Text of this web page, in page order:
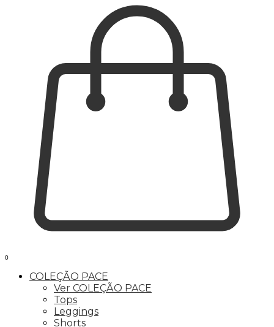
0
COLEÇÃO PACE
Ver COLEÇÃO PACE
Tops
Leggings
Shorts